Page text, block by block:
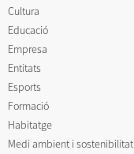
Cultura
Educació
Empresa
Entitats
Esports
Formació
Habitatge
Medi ambient i sostenibilitat